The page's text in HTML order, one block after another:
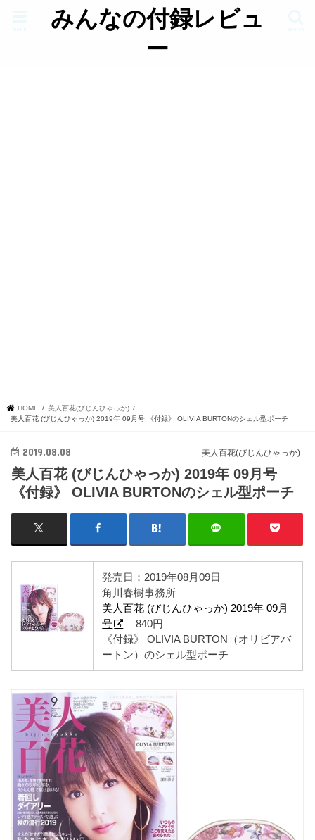
みんなの付録レビュ
ー
HOME
美人百花(びじんひゃっか)
美人百花 (びじんひゃっか) 2019年 09月号 《付録》 OLIVIA BURTONのシェル型ポーチ
美人百花(びじんひゃっか)
2019.08.08
美人百花 (びじんひゃっか) 2019年 09月号
《付録》 OLIVIA BURTONのシェル型ポーチ
発売日：2019年08月09日
角川春樹事務所
美人百花 (びじんひゃっか) 2019年 09月
号
840円
《付録》 OLIVIA BURTON（オリビアバ
ートン）のシェル型ポーチ